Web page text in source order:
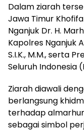
Dalam ziarah
Jawa Timur
Nganjuk Dr. H.
Kapolres Nganjuk
S.I.K., M.M., serta
Seluruh Indonesia
Ziarah diawali
berlangsung
terhadap
sebagai simbol